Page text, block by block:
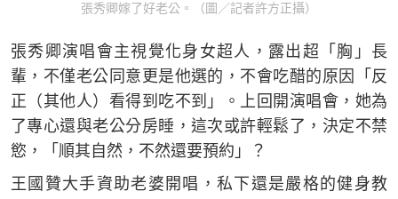
張秀卿嫁了好老公。（圖／記者許方正攝）
張秀卿演唱會主視覺化身女超人，露出超「胸」長
輩，不僅老公同意更是他選的，不會吃醋的原因「反
正（其他人）看得到吃不到」。上回開演唱會，她為
了專心還與老公分房睡，這次或許輕鬆了，決定不禁
慾，「順其自然，不然還要預約」？
王國贊大手資助老婆開唱，私下還是嚴格的健身教